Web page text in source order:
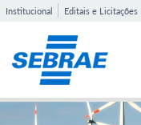
Institucional Editais e Licitações